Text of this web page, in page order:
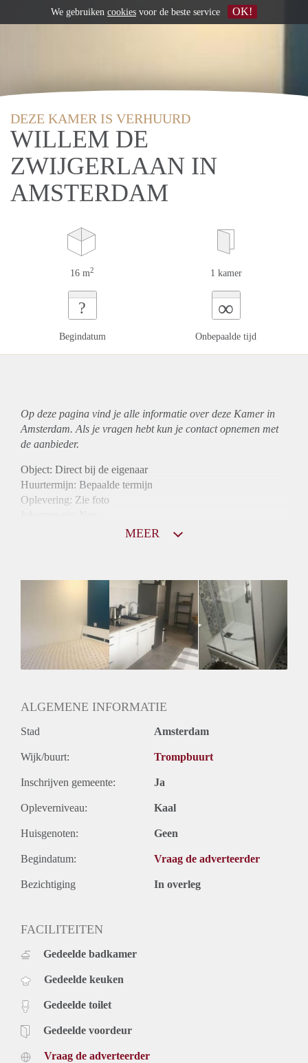
DEZE KAMER IS VERHUURD
WILLEM DE
ZWIJGERLAAN IN
AMSTERDAM
16 m2 1 kamer
?
Begindatum
∞
Onbepaalde tijd
Op deze pagina vind je alle informatie over deze Kamer in
Amsterdam. Als je vragen hebt kun je contact opnemen met
de aanbieder.
Object: Direct bij de eigenaar
Huurtermijn: Bepaalde termijn
Oplevering: Zie foto
Gedeelde Douche: Ja
Gedeelde woonkamer: Ja
Geslacht huisgenoten: Gemengd
MEER
ALGEMENE INFORMATIE
Stad Amsterdam
Wijk/buurt: Trompbuurt
Inschrijven gemeente: Ja
Opleverniveau: Kaal
Huisgenoten: Geen
Begindatum: Vraag de adverteerder
Bezichtiging In overleg
FACILITEITEN
Gedeelde badkamer
Gedeelde keuken
Gedeelde toilet
Gedeelde voordeur
Vraag de adverteerder
We gebruiken cookies voor de beste service OK!